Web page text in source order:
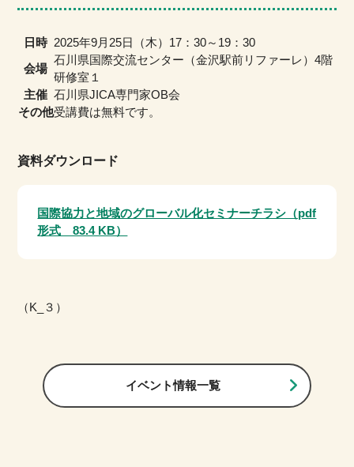
日時 2025年9月25日（木）17：30～19：30
会場
石川県国際交流センター（金沢駅前リファーレ）4階
研修室１
主催 石川県JICA専門家OB会
その他受講費は無料です。
資料ダウンロード
国際協力と地域のグローバル化セミナーチラシ（pdf
形式 83.4 KB）
（K_３）
イベント情報一覧